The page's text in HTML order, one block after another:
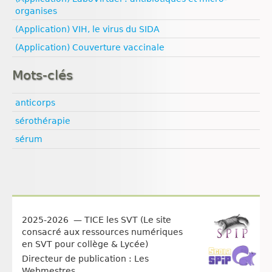
organises
(Application) VIH, le virus du SIDA
(Application) Couverture vaccinale
Mots-clés
anticorps
sérothérapie
sérum
2025-2026 — TICE les SVT (Le site
consacré aux ressources numériques
en SVT pour collège & Lycée)
Directeur de publication : Les